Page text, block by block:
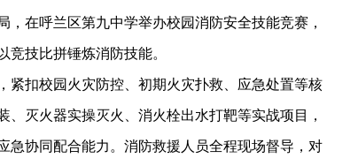
，在呼兰区第九中学举办校园消防安全技能竞赛，
竞技比拼锤炼消防技能。
紧扣校园火灾防控、初期火灾扑救、应急处置等核
灭火器实操灭火、消火栓出水打靶等实战项目，
急协同配合能力。消防救援人员全程现场督导，对